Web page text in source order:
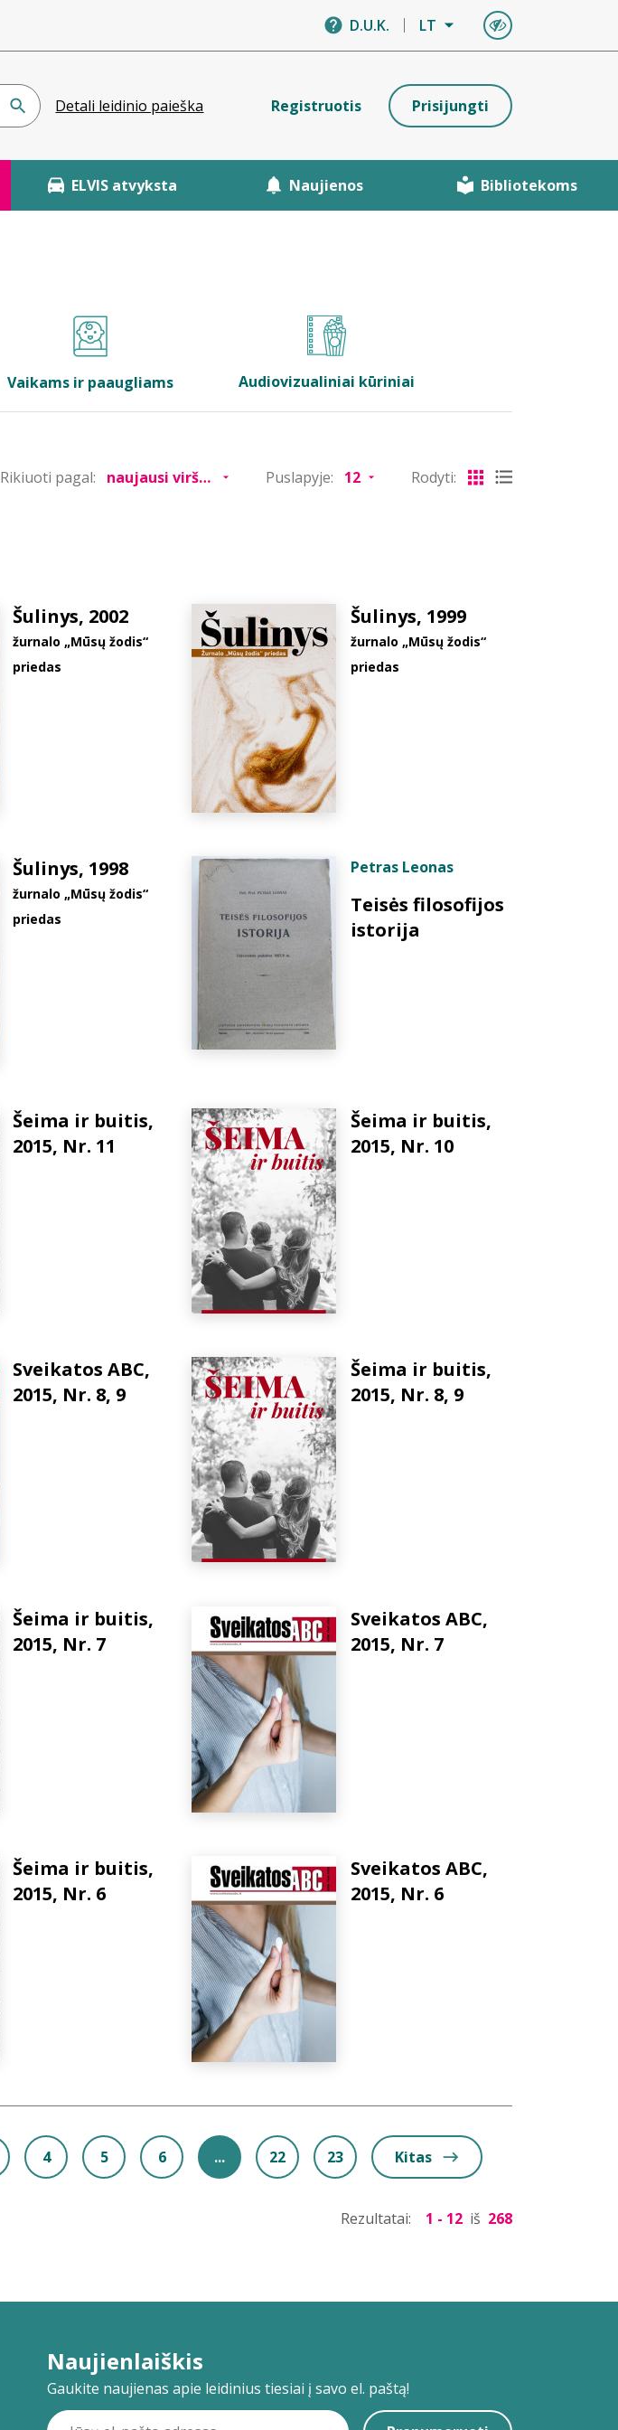
D.U.K. LT
Detali leidinio paieška Registruotis Prisijungti
ELVIS atvyksta Naujienos Bibliotekoms
Vaikams ir paaugliams Audiovizualiniai kūriniai
Rikiuoti pagal: Puslapyje: Rodyti:
Šulinys, 2002
žurnalo „Mūsų žodis“
priedas
Šulinys, 1999
žurnalo „Mūsų žodis“
priedas
Šulinys, 1998
žurnalo „Mūsų žodis“
priedas
Petras Leonas
Teisės filosofijos
istorija
Šeima ir buitis,
2015, Nr. 11
Šeima ir buitis,
2015, Nr. 10
Sveikatos ABC,
2015, Nr. 8, 9
Šeima ir buitis,
2015, Nr. 8, 9
Šeima ir buitis,
2015, Nr. 7
Sveikatos ABC,
2015, Nr. 7
Šeima ir buitis,
2015, Nr. 6
Sveikatos ABC,
2015, Nr. 6
4 5 6 ... 22 23 Kitas
Rezultatai: 1 - 12 iš 268
Naujienlaiškis
Gaukite naujienas apie leidinius tiesiai į savo el. paštą!